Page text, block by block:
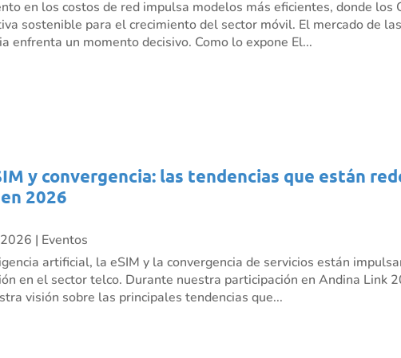
en los costos de red impulsa modelos más eficientes, donde los
sostenible para el crecimiento del sector móvil. El mercado de
enfrenta un momento decisivo. Como lo expone El...
y convergencia: las tendencias que están
2026
| Eventos
artificial, la eSIM y la convergencia de servicios están
en el sector telco. Durante nuestra participación en Andina Link
visión sobre las principales tendencias que...